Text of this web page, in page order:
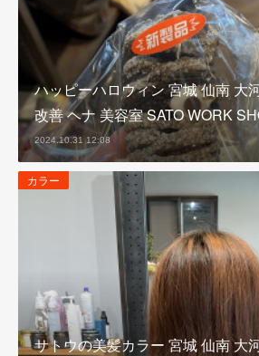
ハッピーハロウィン 宮城 仙南 大
改善 ヘナ 美容室 SATO WORK
2024.10.31 12:08
カラー
サトウの美髪カラー 宮城 仙南 大